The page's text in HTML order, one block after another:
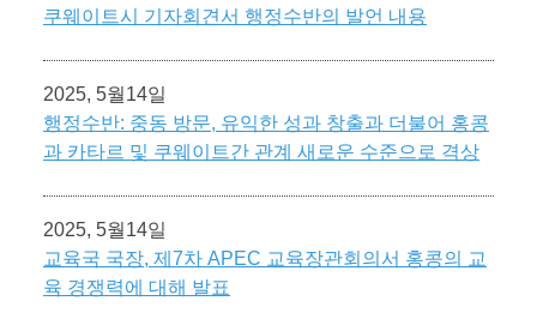
쿠웨이트시 기자회견서 행정수반의 발언 내용
2025, 5월14일
행정수반: 중동 방문, 유익한 성과 창출과 더불어 홍콩
과 카타르 및 쿠웨이트간 관계 새로운 수준으로 격상
2025, 5월14일
교육국 국장, 제7차 APEC 교육장관회의서 홍콩의 교
육 경쟁력에 대해 발표